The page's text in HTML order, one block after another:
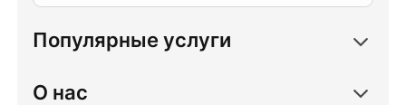
Популярные услуги
О нас